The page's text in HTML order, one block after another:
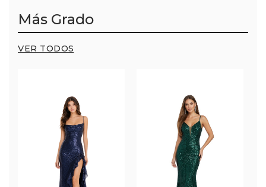
Más Grado
VER TODOS